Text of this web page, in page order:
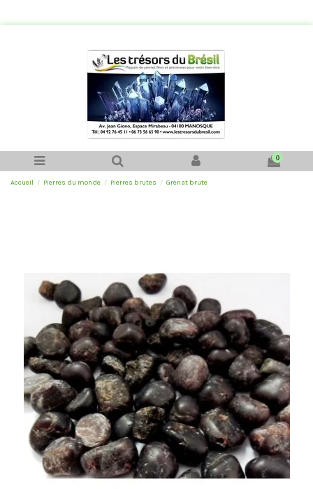
0
Accueil Pierres du monde Pierres brutes Grenat brute